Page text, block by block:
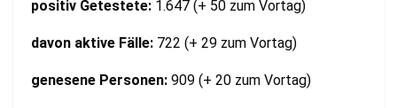
positiv Getestete: 1.647 (+ 50 zum Vortag)
davon aktive Fälle: 722 (+ 29 zum Vortag)
genesene Personen: 909 (+ 20 zum Vortag)